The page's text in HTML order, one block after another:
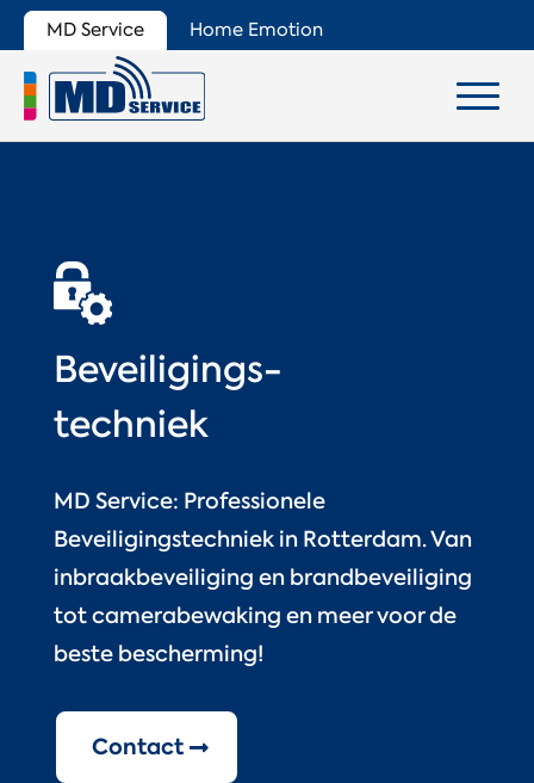
MD Service Home Emotion
Beveiligings-
techniek
MD Service: Professionele
Beveiligingstechniek in Rotterdam. Van
inbraakbeveiliging en brandbeveiliging
tot camerabewaking en meer voor de
beste bescherming!
Contact